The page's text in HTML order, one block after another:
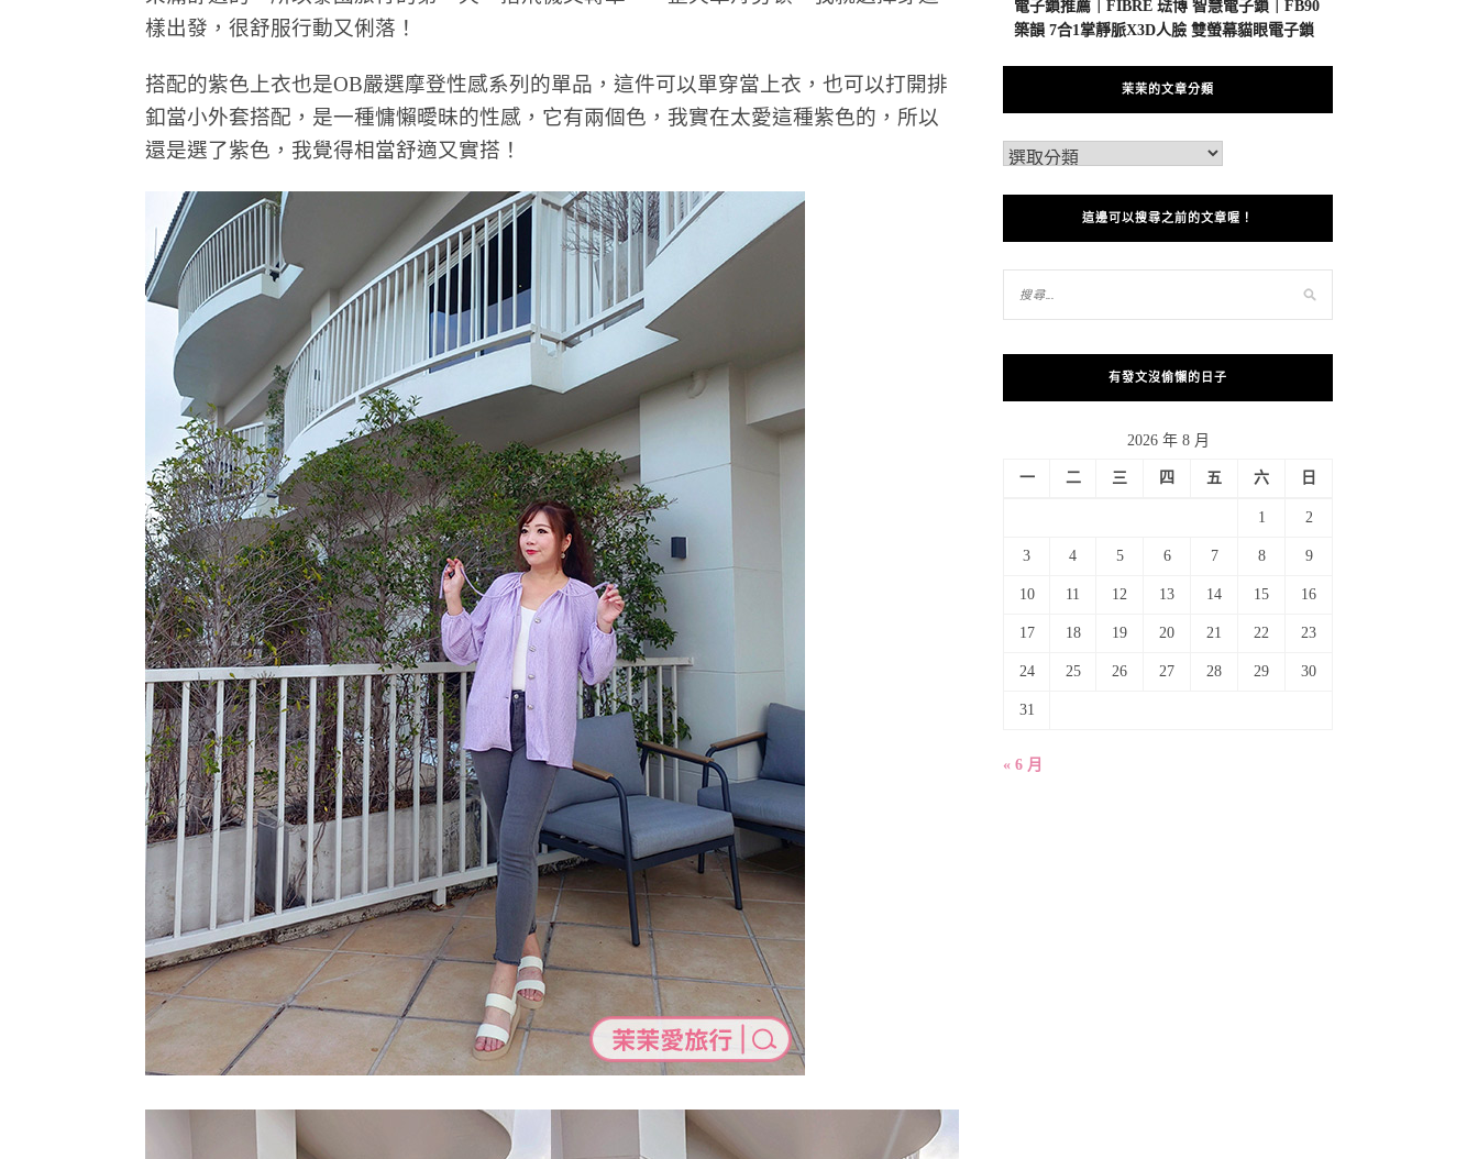
樣出發，很舒服行動又俐落！
搭配的紫色上衣也是OB嚴選摩登性感系列的單品，這件可以單穿當上衣，也可以打開排
釦當小外套搭配，是一種慵懶曖昧的性感，它有兩個色，我實在太愛這種紫色的，所以
還是選了紫色，我覺得相當舒適又實搭！
電子鎖推薦｜FIBRE 琺博 智慧電子鎖｜FB90
築韻 7合1掌靜脈X3D人臉 雙螢幕貓眼電子鎖
茉茉的文章分類
這邊可以搜尋之前的文章喔！
有發文沒偷懶的日子
2026 年 8 月
一 二 三 四 五 六 日
1 2
3 4 5 6 7 8 9
10 11 12 13 14 15 16
17 18 19 20 21 22 23
24 25 26 27 28 29 30
31
« 6 月